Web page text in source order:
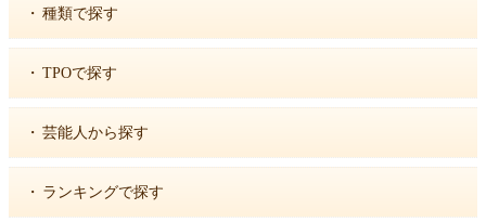
・ 種類で探す
・ TPOで探す
・ 芸能人から探す
・ ランキングで探す